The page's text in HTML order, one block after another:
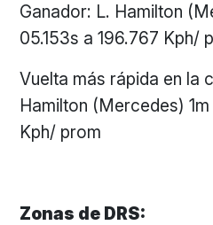
Ganador: L. Hamilton
05.153s a 196.767 Kph/
Vuelta más rápida en la
Hamilton (Mercedes)
Kph/ prom
Zonas de DRS: